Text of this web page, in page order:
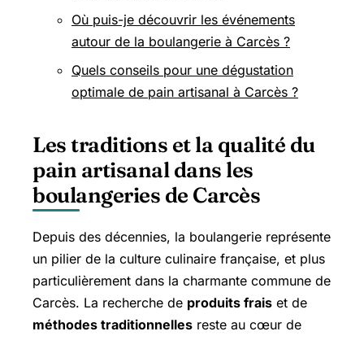
Où puis-je découvrir les événements
autour de la boulangerie à Carcès ?
Quels conseils pour une dégustation
optimale de pain artisanal à Carcès ?
Les traditions et la qualité du
pain artisanal dans les
boulangeries de Carcès
Depuis des décennies, la boulangerie représente
un pilier de la culture culinaire française, et plus
particulièrement dans la charmante commune de
Carcès. La recherche de produits frais et de
méthodes traditionnelles reste au cœur de